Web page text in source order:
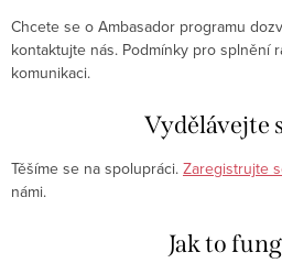
Chcete se o Ambasador programu
kontaktujte nás. Podmínky pro splnění
komunikaci.
Vydělávejte
Těšíme se na spolupráci. Zaregistrujte
námi.
Jak to